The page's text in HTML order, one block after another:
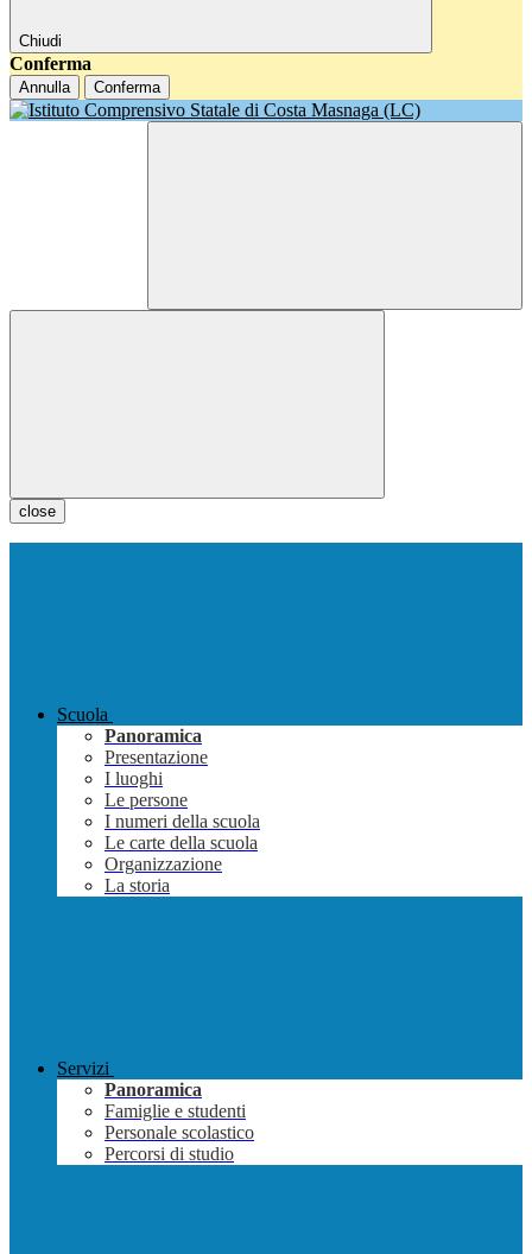
Chiudi
Conferma
Annulla Conferma
close
Scuola
Panoramica
Presentazione
I luoghi
Le persone
I numeri della scuola
Le carte della scuola
Organizzazione
La storia
Servizi
Panoramica
Famiglie e studenti
Personale scolastico
Percorsi di studio